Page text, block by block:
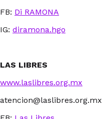
FB: Di RAMONA
IG: diramona.hgo
LAS LIBRES
www.laslibres.org.mx
atencion@laslibres.org.mx